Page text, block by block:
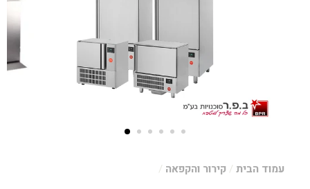
עמוד הבית / קירור והקפאה /